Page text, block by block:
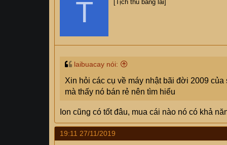
T [Tịch thu bằng lái]
laibuacay nói:
Xin hỏi các cụ về máy nhật bãi đời 2009
mà thấy nó bán rẻ nên tìm hiểu
Ion cũng có tốt đâu, mua cái nào nó có khả
19:11 27/11/2019